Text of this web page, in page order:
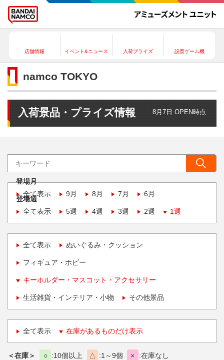
店舗情報 イベント&ニュース 入荷プライズ 設置ゲーム機
namco TOKYO
入荷景品・プライズ情報 8月7日 OPEN時点
登場月
全て表示
9月 8月 7月 6月
登場週
全て表示
5週 4週 3週 2週 1週
全て表示 ぬいぐるみ・クッション
フィギュア・ホビー
キーホルダー・マスコット・アクセサリー
生活雑貨・インテリア・小物 その他景品
全て表示 在庫があるものだけ表示
＜在庫＞ ○ 10個以上 △ 1～9個 × 在庫なし